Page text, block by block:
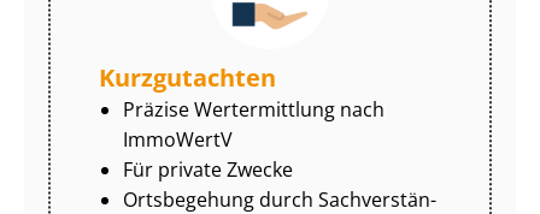
Kurzgutachten
Präzise Wertermittlung nach
ImmoWertV
Für private Zwecke
Ortsbegehung durch Sach­ver­stän­